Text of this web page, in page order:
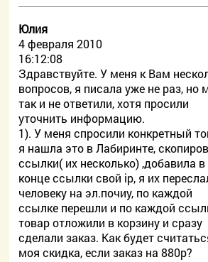
Юлия
4 февраля 2010
16:12:08
Здравствуйте. У меня к Вам
вопросов, я писала уже не раз, но
так и не ответили, хотя просили
уточнить информацию.
1). У меня спросили конкретный
я нашла это в Лабиринте,
ссылки( их несколько) ,добавила в
конце ссылки свой ip, я их
человеку на эл.почиу, по каждой
ссылке перешли и по каждой
товар отложили в корзину и сразу
сделали заказ. Как будет
моя скидка, если заказ на 880р?